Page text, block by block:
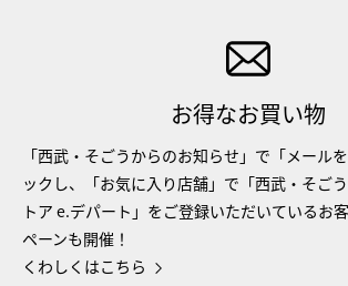
お得なお買い物
「西武・そごうからのお知らせ」で「メール
ックし、「お気に入り店舗」で「西武・そご
トア e.デパート」をご登録いただいているお
ペーンも開催！
くわしくはこちら